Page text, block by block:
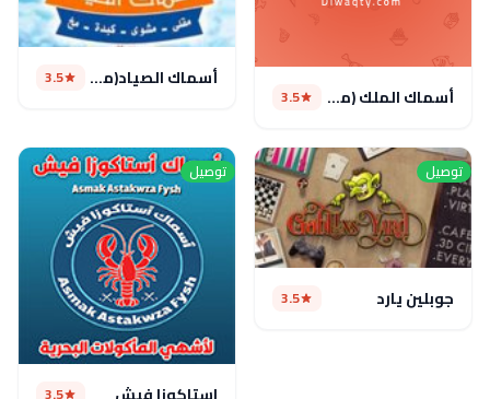
أسماك الملك (مغلق) 3.5
أسماك الصياد(مغلق) 3.5
توصيل
جوبلين يارد 3.5
توصيل